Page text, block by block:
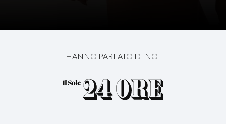
HANNO PARLATO DI NOI